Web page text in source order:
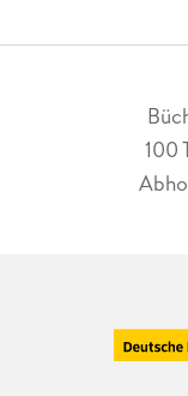
100